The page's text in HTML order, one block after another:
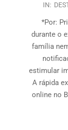
IN:
*Por:
durante o
família
estimular
A rápida
online no